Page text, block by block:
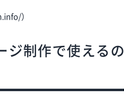
）
ジ制作で使えるの